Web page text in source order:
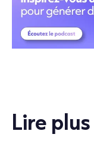
Lire